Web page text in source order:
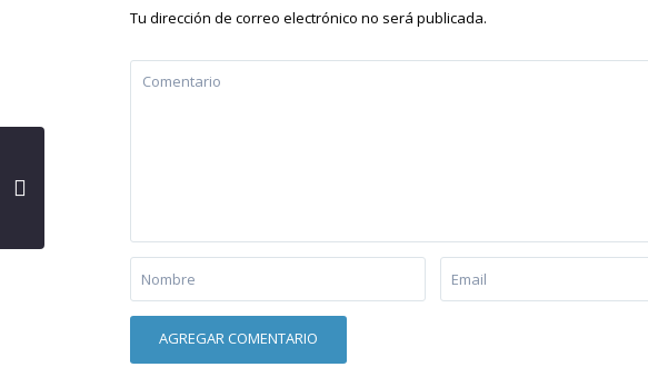
Tu dirección de correo electrónico no será publicada.